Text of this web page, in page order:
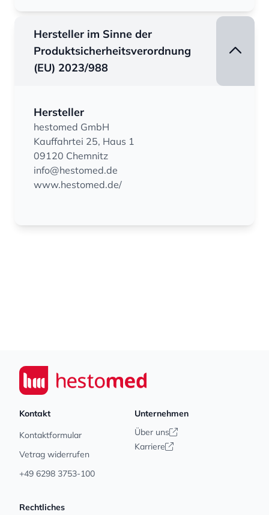
Hersteller im Sinne der
Produktsicherheitsverordnung
(EU) 2023/988
Hersteller
hestomed GmbH
Kauffahrtei 25, Haus 1
09120 Chemnitz
info@hestomed.de
www.hestomed.de/
Seiwert GmbH
Kontakt
Kontaktformular
Vetrag widerrufen
+49 6298 3753-100
Unternehmen
Über uns
Karriere
Rechtliches